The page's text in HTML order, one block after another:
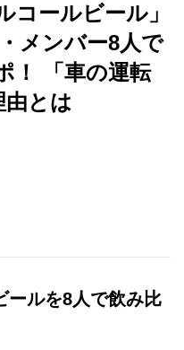
コールビール」
メンバー8人で
！ 「車の運転
とは
ールを8人で飲み比